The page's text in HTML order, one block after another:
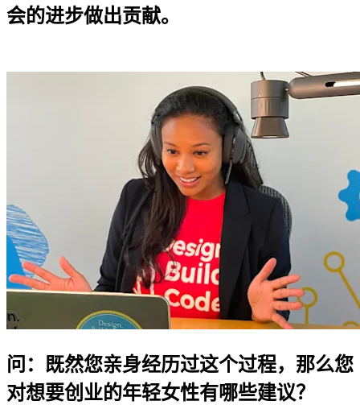
会的进步做出贡献。
问：既然您亲身经历过这个过程，那么您
对想要创业的年轻女性有哪些建议？